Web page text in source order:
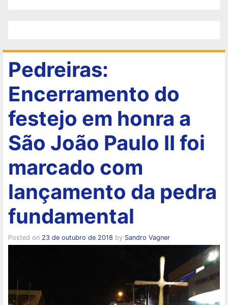
Pedreiras:
Encerramento do
festejo em honra a
São João Paulo II foi
marcado com
lançamento da pedra
fundamental
Posted on 23 de outubro de 2018 by Sandro Vagner